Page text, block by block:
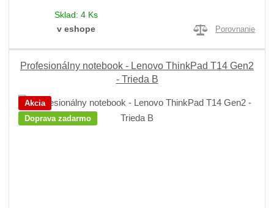
Sklad: 4 Ks
v eshope
Porovnanie
Profesionálny notebook - Lenovo ThinkPad T14 Gen2
- Trieda B
Akcia
Doprava zadarmo